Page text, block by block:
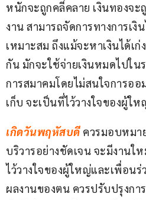
หนักจะถูกคลี่คลาย เงินทองจะ
งาน สามารถจัดการทางการเ
เหมาะสม ถึงแม้จะหาเงินได้เ
กัน มักจะใช้จ่ายเงินหมดไปใน
การสมาคมโดยไม่สนใจการออ
เก็บ จะเป็นที่ไว้วางใจของผู้ใ
เกิดวันพฤหัสบดี ควรมอบหมา
บริวารอย่างชัดเจน จะมีงานใ
ไว้วางใจของผู้ใหญ่และเพื่อน
ผลงานของตน ควรปรับปรุงกา